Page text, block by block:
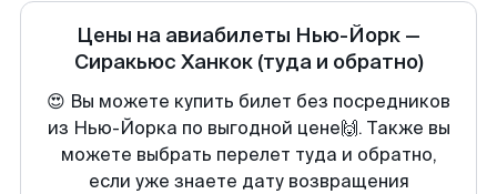
Цены на авиабилеты Нью-Йорк —
Сиракьюс Ханкок (туда и обратно)
😍 Вы можете купить билет без посредников
из Нью-Йорка по выгодной цене🙌. Также вы
можете выбрать перелет туда и обратно,
если уже знаете дату возвращения